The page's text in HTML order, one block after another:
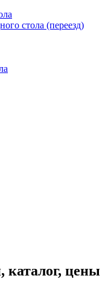
стола (переезд)
каталог, цены